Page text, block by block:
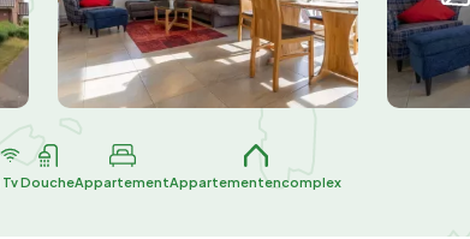
TvDoucheAppartementAppartementencomplex